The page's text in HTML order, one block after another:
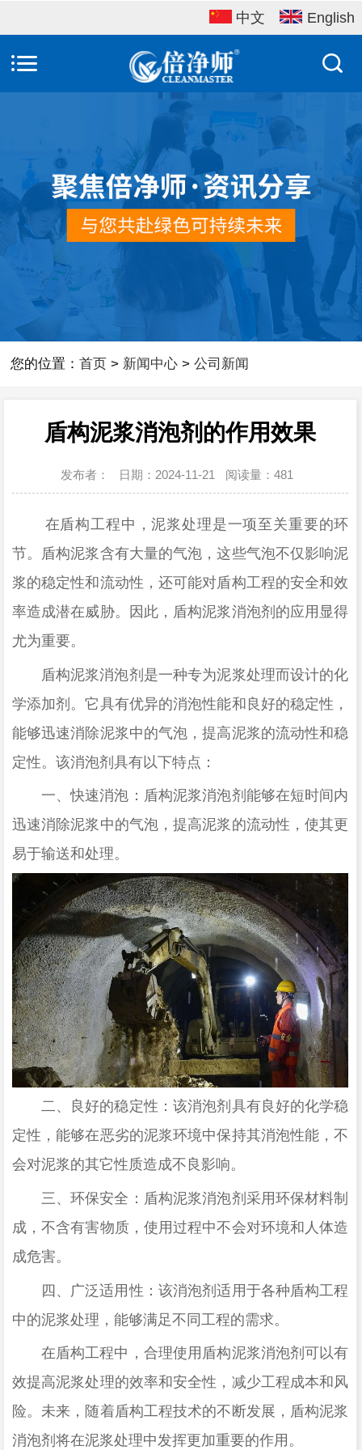
中文 English
您的位置：首页 > 新闻中心 >公司新闻
盾构泥浆消泡剂的作用效果
发布者： 日期：2024-11-21 阅读量： 481
在盾构工程中，泥浆处理是一项至关重要的环
节。盾构泥浆含有大量的气泡，这些气泡不仅影响泥
浆的稳定性和流动性，还可能对盾构工程的安全和效
率造成潜在威胁。因此，盾构泥浆消泡剂的应用显得
尤为重要。
盾构泥浆消泡剂是一种专为泥浆处理而设计的化
学添加剂。它具有优异的消泡性能和良好的稳定性，
能够迅速消除泥浆中的气泡，提高泥浆的流动性和稳
定性。该消泡剂具有以下特点：
一、快速消泡：盾构泥浆消泡剂能够在短时间内
迅速消除泥浆中的气泡，提高泥浆的流动性，使其更
易于输送和处理。
二、良好的稳定性：该消泡剂具有良好的化学稳
定性，能够在恶劣的泥浆环境中保持其消泡性能，不
会对泥浆的其它性质造成不良影响。
三、环保安全：盾构泥浆消泡剂采用环保材料制
成，不含有害物质，使用过程中不会对环境和人体造
成危害。
四、广泛适用性：该消泡剂适用于各种盾构工程
中的泥浆处理，能够满足不同工程的需求。
在盾构工程中，合理使用盾构泥浆消泡剂可以有
效提高泥浆处理的效率和安全性，减少工程成本和风
险。未来，随着盾构工程技术的不断发展，盾构泥浆
消泡剂将在泥浆处理中发挥更加重要的作用。